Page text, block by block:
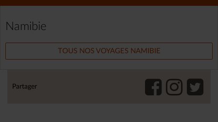
Namibie
TOUS NOS VOYAGES NAMIBIE
Partager